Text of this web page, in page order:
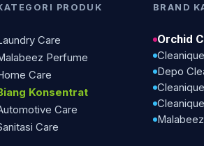
PRODUK
Care
Perfume
Care
Konsentrat
Care
Care
BRAND
Orchid
Depo
Malabeez